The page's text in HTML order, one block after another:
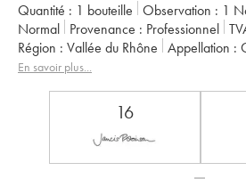
Quantité : 1 bouteille Observation : 1
Normal
Provenance : professionnel
Région :
Vallée du Rhône Appellation :
Propriétaire :
En savoir plus...
16